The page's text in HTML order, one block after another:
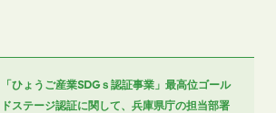
「ひょうご産業SDGｓ認証事業」最高位ゴール
ドステージ認証に関して、兵庫県庁の担当部署